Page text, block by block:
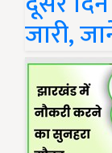
जारी,